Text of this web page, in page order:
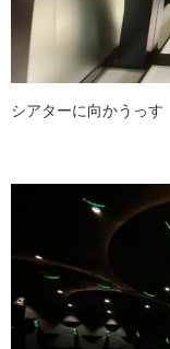
シアターに向かうっす